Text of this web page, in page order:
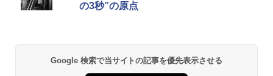
の3秒”の原点
Google 検索で当サイトの記事を優先表示させる